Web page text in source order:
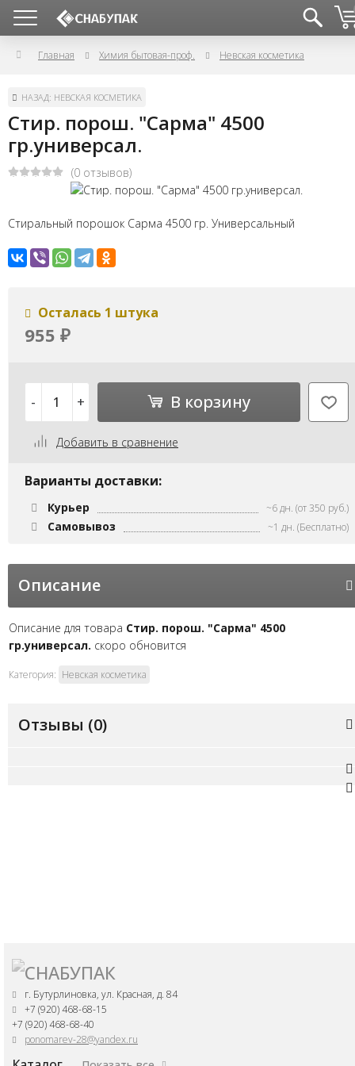
Главная Химия бытовая-проф. Невская косметика
НАЗАД: НЕВСКАЯ КОСМЕТИКА
Стир. порош. "Сарма" 4500
гр.универсал.
(0 отзывов)
Стиральный порошок Сарма 4500 гр. Универсальный
Осталась 1 штука
955 ₽
- + В корзину
Добавить в сравнение
Варианты доставки:
Курьер ~6 дн. (от 350 руб.)
Самовывоз ~1 дн. (Бесплатно)
Описание
Описание для товара Стир. порош. "Сарма" 4500
гр.универсал. скоро обновится
Категория: Невская косметика
Отзывы (0)
г. Бутурлиновка, ул. Красная, д. 84
+7 (920) 468-68-15
+7 (920) 468-68-40
ponomarev-28@yandex.ru